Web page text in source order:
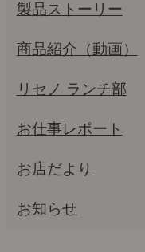
製品ストーリー
商品紹介（動画）
リセノ ランチ部
お仕事レポート
お店だより
お知らせ